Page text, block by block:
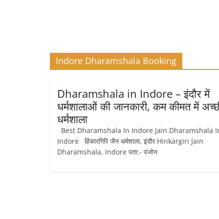
Indore Dharamshala Booking
Dharamshala in Indore – इंदौर में
धर्मशालाओं की जानकारी, कम कीमत में
धर्मशाला
Best Dharamshala In Indore Jain Dharamshala
Indore हिंकारगिरि जैन धर्मशाला, इंदौर Hinkargiri Jain
Dharamshala, Indore पता:- पंजोन